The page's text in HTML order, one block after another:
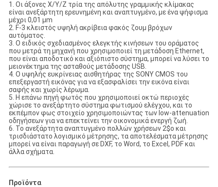
1. Οι άξονες Χ/Υ/Ζ τρία της απόλυτης γραμμικής κλίμακας
είναι ανεξάρτητη ερευνημένη και αναπτυγμένο, με ένα ψήφισμα
μέχρι 0,01 μm
2. F-3 κλειστός υψηλή ακρίβεια φακός ζουμ βρόχων
αυτόματος.
3. Ο ειδικός σχεδιασμένος ελεγκτής κινήσεων του οράματος
που μετρά τη μηχανή που χρησιμοποιεί τη μετάδοση Ethernet,
που είναι αποδοτικό και αξιόπιστο σύστημα, μπορεί να λύσει το
μειονέκτημα της ασταθούς μετάδοσης USB.
4. Ο υψηλής ευκρίνειας αισθητήρας της SONY CMOS του
επεξεργαστή εικόνας για να εξασφαλίσει την εικόνα είναι
σαφής και χωρίς λέρωμα.
5. Η επάνω πηγή φωτός που χρησιμοποιεί οκτώ περιοχές
χώρισε το ανεξάρτητο σύστημα φωτισμού ελέγχου, και το
εκπέμπον φως στοιχείο χρησιμοποιώντας των low-attenuation
οδηγήσεων για να επεκτείνει την οικονομικά ενεργή ζωή.
6. Το ανεξάρτητα αναπτυγμένο πολλών χρήσεων 2$ο και
τρισδιάστατο λογισμικό μέτρησης, τα αποτελέσματα μέτρησης
μπορεί να είναι παραγωγή σε DXF, το Word, το Excel, PDF και
άλλα σχήματα.
Προϊόντα